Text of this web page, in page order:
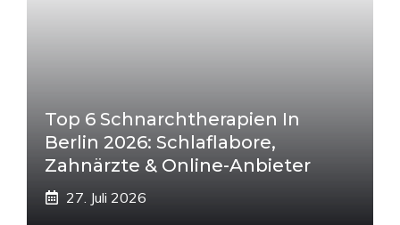
Top 6 Schnarchtherapien In
Berlin 2026: Schlaflabore,
Zahnärzte & Online-Anbieter
27. Juli 2026